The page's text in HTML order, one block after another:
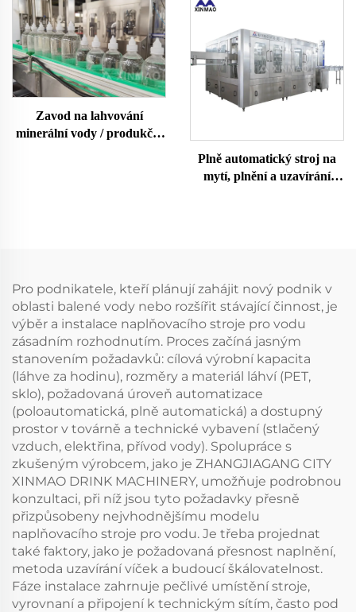
Zavod na lahvování
minerální vody / produkční
Plně automatický stroj na
mytí, plnění a uzavírání
Pro podnikatele, kteří plánují zahájit nový podnik v
oblasti balené vody nebo rozšířit stávající činnost, je
výběr a instalace naplňovacího stroje pro vodu
zásadním rozhodnutím. Proces začíná jasným
stanovením požadavků: cílová výrobní kapacita
(láhve za hodinu), rozměry a materiál láhví (PET,
sklo), požadovaná úroveň automatizace
(poloautomatická, plně automatická) a dostupný
prostor v továrně a technické vybavení (stlačený
vzduch, elektřina, přívod vody). Spolupráce s
zkušeným výrobcem, jako je ZHANGJIAGANG CITY
XINMAO DRINK MACHINERY, umožňuje podrobnou
konzultaci, při níž jsou tyto požadavky přesně
přizpůsobeny nejvhodnějšímu modelu
naplňovacího stroje pro vodu. Je třeba projednat
také faktory, jako je požadovaná přesnost naplnění,
metoda uzavírání víček a budoucí škálovatelnost.
Fáze instalace zahrnuje pečlivé umístění stroje,
vyrovnaní a připojení k technickým sítím, často pod